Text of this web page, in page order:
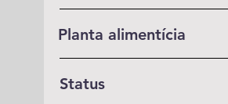
Planta alimentícia
Status